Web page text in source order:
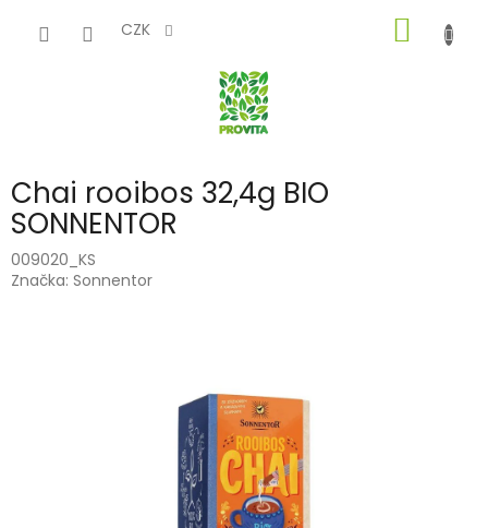
CZK
KOŠÍK
Chai rooibos 32,4g BIO
SONNENTOR
009020_KS
Značka: Sonnentor